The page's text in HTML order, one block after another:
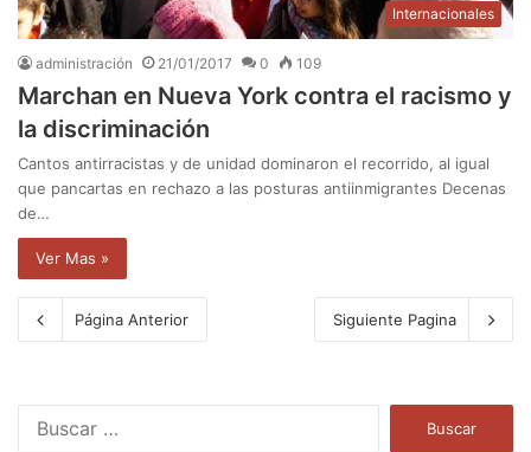
Internacionales
administración 21/01/2017 0 109
Marchan en Nueva York contra el racismo y
la discriminación
Cantos antirracistas y de unidad dominaron el recorrido, al igual
que pancartas en rechazo a las posturas antiinmigrantes Decenas
de…
Ver Mas »
Página Anterior Siguiente Pagina